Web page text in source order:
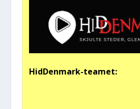
Hid­Den­mark-tea­met: